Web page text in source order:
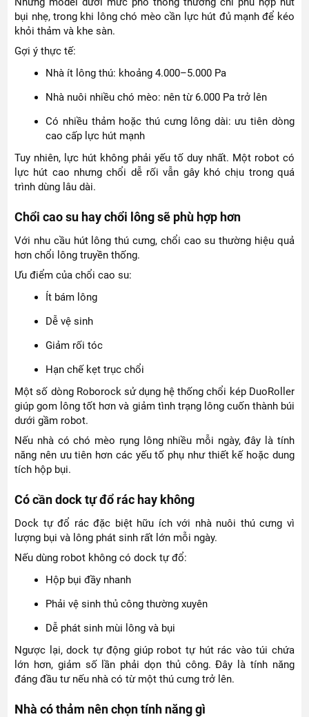
bụi nhẹ, trong khi lông chó mèo cần lực hút đủ mạnh để kéo
khỏi thảm và khe sàn.
Gợi ý thực tế:
Nhà ít lông thú: khoảng 4.000–5.000 Pa
Nhà nuôi nhiều chó mèo: nên từ 6.000 Pa trở lên
Có nhiều thảm hoặc thú cưng lông dài: ưu tiên dòng
cao cấp lực hút mạnh
Tuy nhiên, lực hút không phải yếu tố duy nhất. Một robot có
lực hút cao nhưng chổi dễ rối vẫn gây khó chịu trong quá
trình dùng lâu dài.
Chổi cao su hay chổi lông sẽ phù hợp hơn
Với nhu cầu hút lông thú cưng, chổi cao su thường hiệu quả
hơn chổi lông truyền thống.
Ưu điểm của chổi cao su:
Ít bám lông
Dễ vệ sinh
Giảm rối tóc
Hạn chế kẹt trục chổi
Một số dòng Roborock sử dụng hệ thống chổi kép DuoRoller
giúp gom lông tốt hơn và giảm tình trạng lông cuốn thành búi
dưới gầm robot.
Nếu nhà có chó mèo rụng lông nhiều mỗi ngày, đây là tính
năng nên ưu tiên hơn các yếu tố phụ như thiết kế hoặc dung
tích hộp bụi.
Có cần dock tự đổ rác hay không
Dock tự đổ rác đặc biệt hữu ích với nhà nuôi thú cưng vì
lượng bụi và lông phát sinh rất lớn mỗi ngày.
Nếu dùng robot không có dock tự đổ:
Hộp bụi đầy nhanh
Phải vệ sinh thủ công thường xuyên
Dễ phát sinh mùi lông và bụi
Ngược lại, dock tự động giúp robot tự hút rác vào túi chứa
lớn hơn, giảm số lần phải dọn thủ công. Đây là tính năng
đáng đầu tư nếu nhà có từ một thú cưng trở lên.
Nhà có thảm nên chọn tính năng gì